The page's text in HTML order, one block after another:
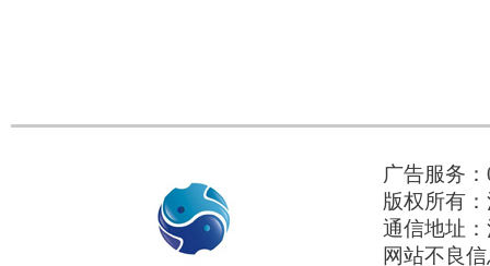
广告服务
版权所有
通信地址：
网站不良